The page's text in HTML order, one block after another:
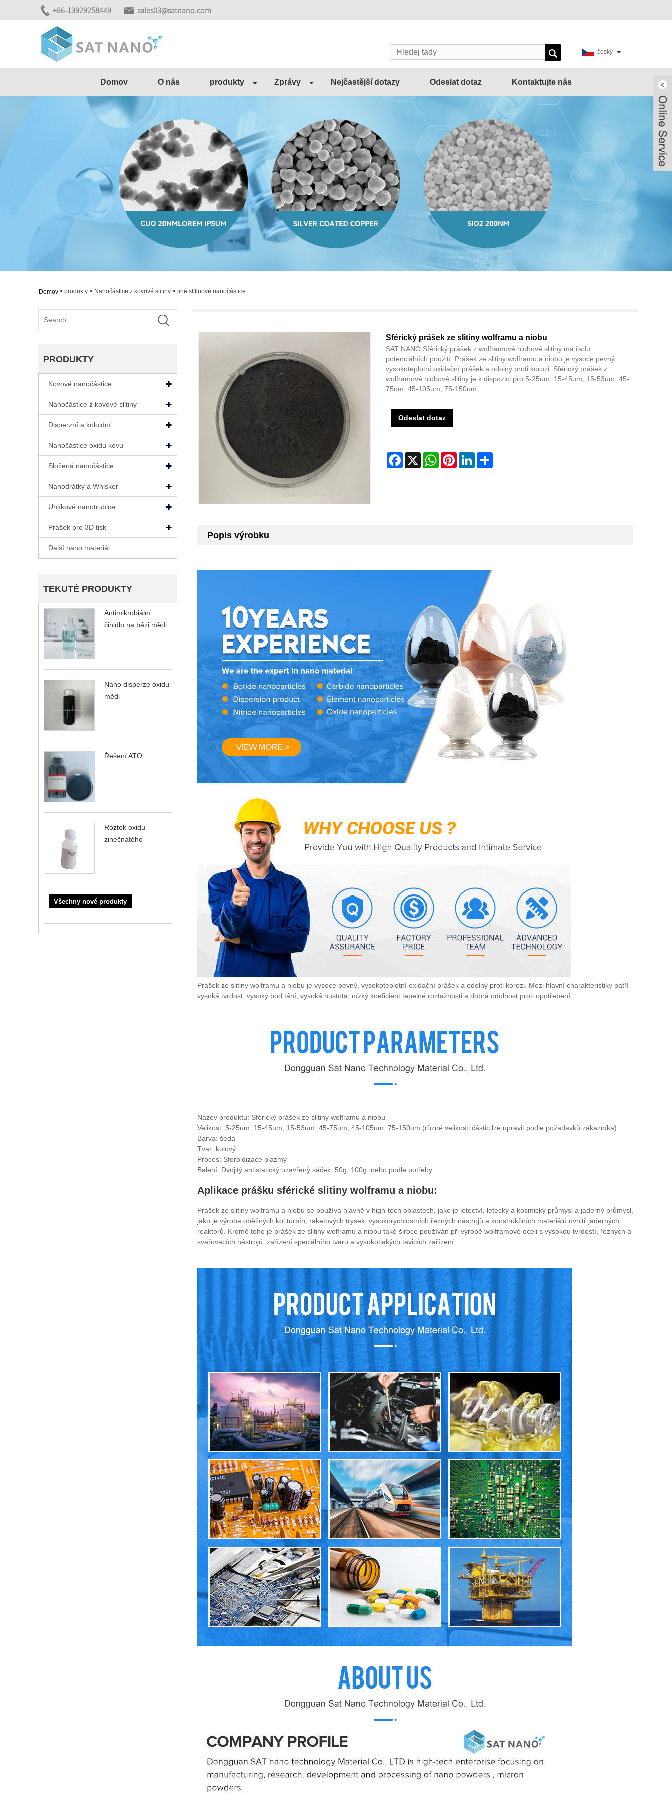
+86-13929258449 sales03@satnano.com
český
Domov O nás produkty Zprávy Nejčastější dotazy Odeslat dotaz Kontaktujte nás
Domov> produkty > Nanočástice z kovové slitiny > jiné slitinové nanočástice
PRODUKTY
Kovové nanočástice
Nanočástice z kovové slitiny
Disperzní a koloidní
Nanočástice oxidu kovu
Složená nanočástice
Nanodrátky a Whisker
Uhlíkové nanotrubice
Prášek pro 3D tisk
Další nano materiál
TEKUTÉ PRODUKTY
Antimikrobiální
činidlo na bázi mědi
Nano disperze oxidu
mědi
Řešení ATO
Roztok oxidu
zinečnatého
Všechny nové produkty
Sférický prášek ze slitiny wolframu a niobu
SAT NANO Sférický prášek z wolframové niobové slitiny má řadu
potenciálních použití. Prášek ze slitiny wolframu a niobu je vysoce pevný,
vysokoteplotní oxidační prášek a odolný proti korozi. Sférický prášek z
wolframové niobové slitiny je k dispozici pro 5-25um, 15-45um, 15-53um, 45-
75um, 45-105um, 75-150um.
Odeslat dotaz
Facebook
X WhatsAppPinterestLinkedInShare
Popis výrobku
Prášek ze slitiny wolframu a niobu je vysoce pevný, vysokoteplotní oxidační prášek a odolný proti korozi. Mezi hlavní charakteristiky patří
vysoká tvrdost, vysoký bod tání, vysoká hustota, nízký koeficient tepelné roztažnosti a dobrá odolnost proti opotřebení.
Název produktu: Sférický prášek ze slitiny wolframu a niobu
Velikost: 5-25um, 15-45um, 15-53um, 45-75um, 45-105um, 75-150um (různé velikosti částic lze upravit podle požadavků zákazníka)
Barva: šedá
Tvar: kulový
Proces: Sferoidizace plazmy
Balení: Dvojitý antistatický uzavřený sáček, 50g, 100g, nebo podle potřeby.
Aplikace prášku sférické slitiny wolframu a niobu:
Prášek ze slitiny wolframu a niobu se používá hlavně v high-tech oblastech, jako je letectví, letecký a kosmický průmysl a jaderný průmysl,
jako je výroba oběžných kol turbín, raketových trysek, vysokorychlostních řezných nástrojů a konstrukčních materiálů uvnitř jaderných
reaktorů. Kromě toho je prášek ze slitiny wolframu a niobu také široce používán při výrobě wolframové oceli s vysokou tvrdostí, řezných a
svařovacích nástrojů, zařízení speciálního tvaru a vysokotlakých tavicích zařízení.